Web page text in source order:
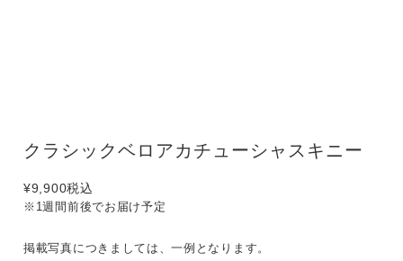
クラシックベロアカチューシャスキニー
¥9,900税込
※1週間前後でお届け予定
掲載写真につきましては、一例となります。